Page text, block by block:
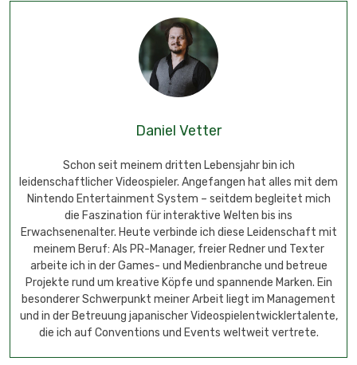
Daniel Vetter
Schon seit meinem dritten Lebensjahr bin ich
leidenschaftlicher Videospieler. Angefangen hat alles mit dem
Nintendo Entertainment System – seitdem begleitet mich
die Faszination für interaktive Welten bis ins
Erwachsenenalter. Heute verbinde ich diese Leidenschaft mit
meinem Beruf: Als PR-Manager, freier Redner und Texter
arbeite ich in der Games- und Medienbranche und betreue
Projekte rund um kreative Köpfe und spannende Marken. Ein
besonderer Schwerpunkt meiner Arbeit liegt im Management
und in der Betreuung japanischer Videospielentwicklertalente,
die ich auf Conventions und Events weltweit vertrete.